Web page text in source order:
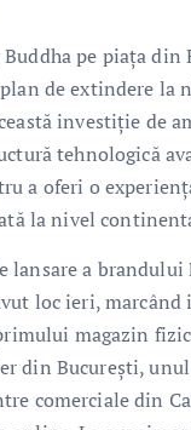
pe piața din
de extindere la
investiție de
tehnologică
a oferi o
la nivel
lansare a brandului
loc ieri, marcând
magazin
din București,
comerciale din